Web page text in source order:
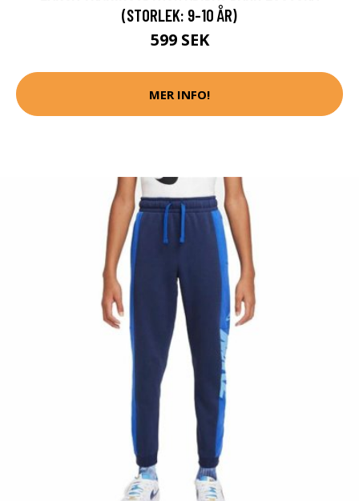
(STORLEK: 9-10 ÅR)
599 SEK
MER INFO!